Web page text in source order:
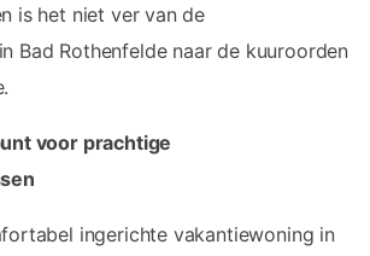
is het niet ver van de
Bad Rothenfelde naar de kuuroorden
voor prachtige
ingerichte vakantiewoning in